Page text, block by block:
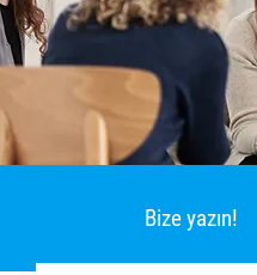
Bize yazın!